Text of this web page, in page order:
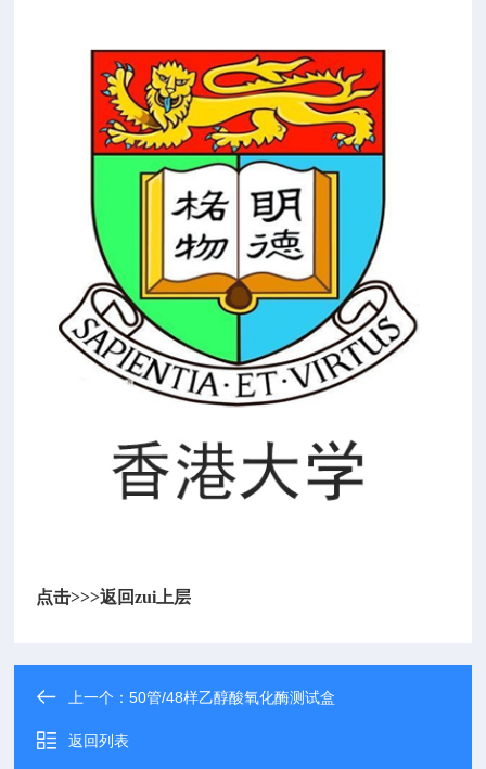
点击>>>返回zui上层
上一个：50管/48样乙醇酸氧化酶测试盒
返回列表